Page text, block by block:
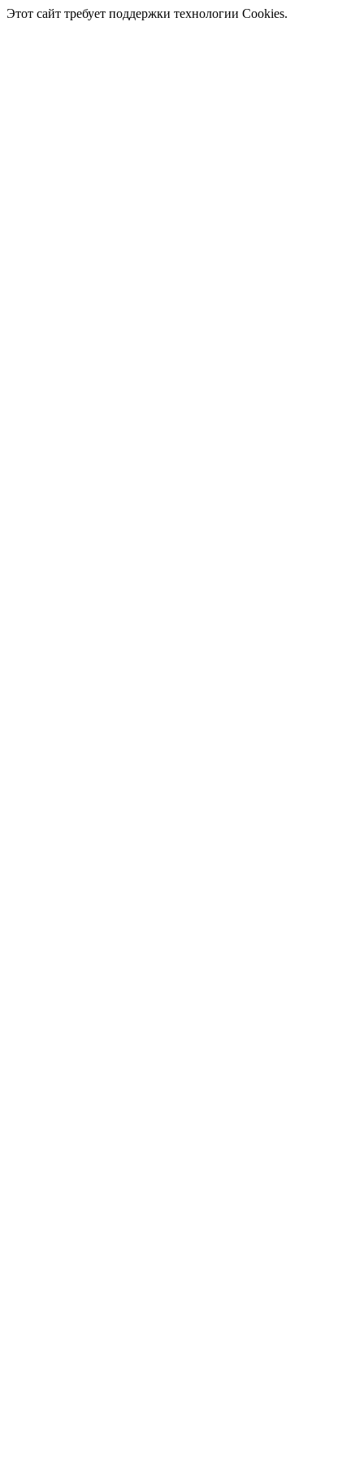
Этот сайт требует поддержки технологии Cookies.